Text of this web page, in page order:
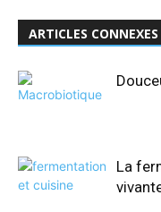
ARTICLES CONNEXES
La